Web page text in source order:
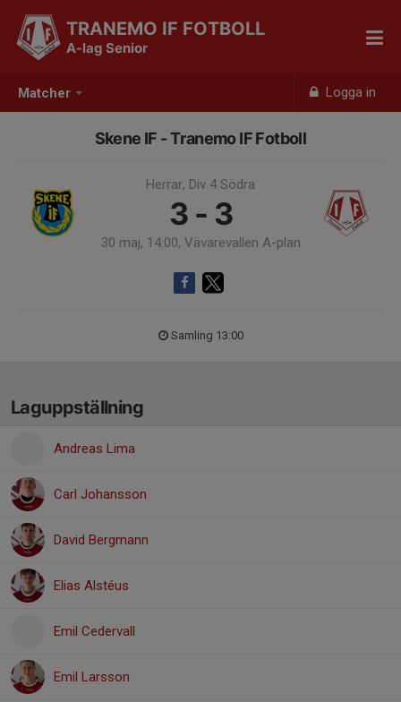
Matcher Logga in
TRANEMO IF FOTBOLL
A-lag Senior
Skene IF - Tranemo IF Fotboll
Herrar, Div 4 Södra
3 - 3
30 maj, 14:00, Vävarevallen A-plan
Samling 13:00
Laguppställning
Andreas Lima
Carl Johansson
David Bergmann
Elias Alstéus
Emil Cedervall
Emil Larsson